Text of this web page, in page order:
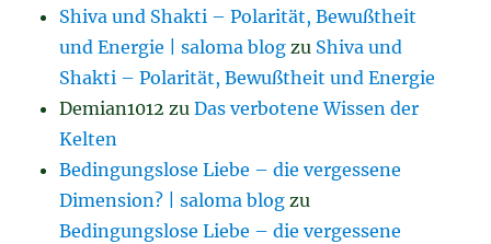
Shiva und Shakti – Polarität, Bewußtheit
und Energie | saloma blog zu Shiva und
Shakti – Polarität, Bewußtheit und Energie
Demian1012 zuDas verbotene Wissen der
Kelten
Bedingungslose Liebe – die vergessene
Dimension? | saloma blog zu
Bedingungslose Liebe – die vergessene